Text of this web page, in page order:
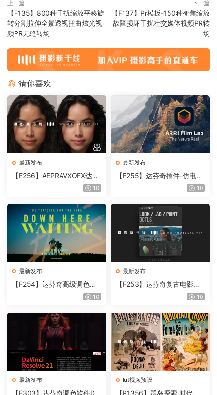
上一篇
【F135】800种干扰缩放平移旋
转分割拉伸全景透视扭曲炫光视
频PR无缝转场
下一篇
【F137】Pr模板-150种变焦缩放
故障损坏干扰社交媒体视频PR转
场
猜你喜欢
最新发布
【F256】AEPRAVXOFX达芬
奇视频人像磨皮润肤美颜插件
10
最新发布
【F255】达芬奇插件-仿电影
胶片视频调色插件 ARRI Film
10
最新发布
【F254】达芬奇高级调色插
件 Contour V2.2.2 WinMac10
最新发布
【F253】达芬奇复古电影胶
片质感DCTL节点调色预设 M
T V4.0
10
最新发布
【F303】达芬奇调色软件Da
lut视频预设
【P1356】群岛探索 时代马